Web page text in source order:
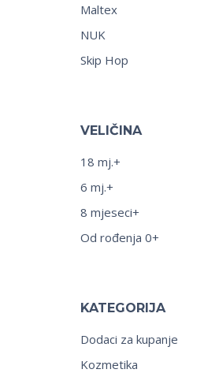
Maltex
NUK
Skip Hop
VELIČINA
18 mj.+
6 mj.+
8 mjeseci+
Od rođenja 0+
KATEGORIJA
Dodaci za kupanje
Kozmetika